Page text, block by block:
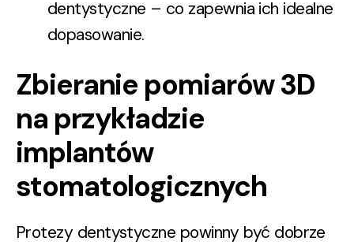
dentystyczne – co zapewnia ich idealne
dopasowanie.
Zbieranie pomiarów 3D
na przykładzie
implantów
stomatologicznych
Protezy dentystyczne powinny być dobrze